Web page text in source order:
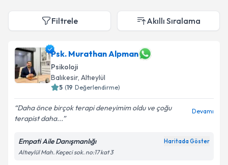
Filtrele Akıllı Sıralama
Psk. Murathan Alpman
Psikoloji
Balıkesir, Altıeylül
5 (19 Değerlendirme)
Daha önce birçok terapi deneyimim oldu ve çoğu
terapist daha...
Devamı
Empati Aile Danışmanlığı Haritada Göster
Altıeylül Mah. Keçeci sok. no:17 kat 3